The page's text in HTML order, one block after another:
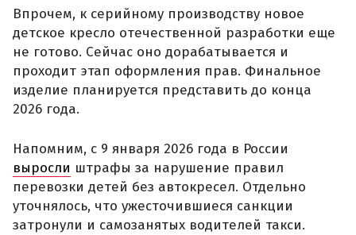
Впрочем, к серийному производству новое
детское кресло отечественной разработки еще
не готово. Сейчас оно дорабатывается и
проходит этап оформления прав. Финальное
изделие планируется представить до конца
2026 года.
Напомним, с 9 января 2026 года в России
выросли штрафы за нарушение правил
перевозки детей без автокресел. Отдельно
уточнялось, что ужесточившиеся санкции
затронули и самозанятых водителей такси.